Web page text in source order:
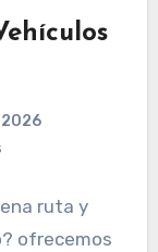
2026
ruta y
ofrecemos